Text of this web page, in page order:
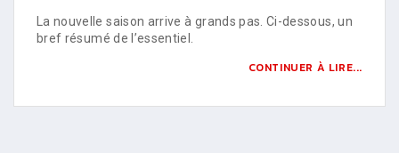
La nouvelle saison arrive à grands pas. Ci-dessous, un
bref résumé de l’essentiel.
CONTINUER À LIRE...